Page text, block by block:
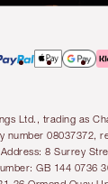
Ltd., trading as
number 08037372,
8 Surrey
GB 144 0736